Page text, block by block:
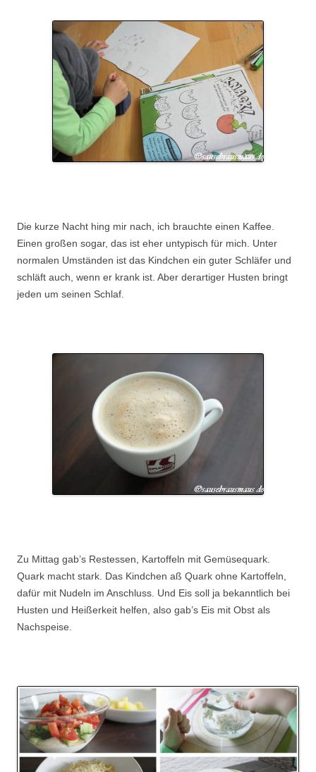
Die kurze Nacht hing mir nach, ich brauchte einen Kaffee.
Einen großen sogar, das ist eher untypisch für mich. Unter
normalen Umständen ist das Kindchen ein guter Schläfer und
schläft auch, wenn er krank ist. Aber derartiger Husten bringt
jeden um seinen Schlaf.
Zu Mittag gab’s Restessen, Kartoffeln mit Gemüsequark.
Quark macht stark. Das Kindchen aß Quark ohne Kartoffeln,
dafür mit Nudeln im Anschluss. Und Eis soll ja bekanntlich bei
Husten und Heißerkeit helfen, also gab’s Eis mit Obst als
Nachspeise.